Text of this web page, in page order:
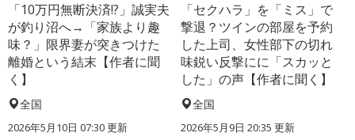
「10万円無断決済!?」誠実夫
が釣り沼へ→「家族より趣
味？」限界妻が突きつけた
離婚という結末【作者に聞
く】
全国
2026年5月10日 07:30 更新
「セクハラ」を「ミス」で
撃退？ツインの部屋を予約
した上司、女性部下の切れ
味鋭い反撃にに「スカッと
した」の声【作者に聞く】
全国
2026年5月9日 20:35 更新